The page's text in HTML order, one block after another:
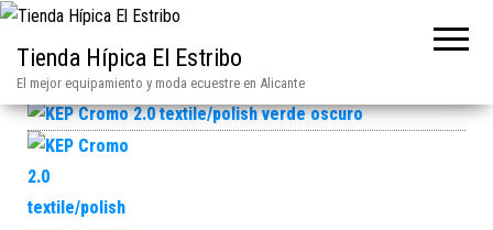
Tienda Hípica El Estribo
El mejor equipamiento y moda ecuestre en Alicante